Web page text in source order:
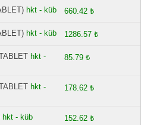
hkt - küb 660.42 ₺
hkt - küb 1286.57 ₺
hkt -
85.79 ₺
hkt -
178.62 ₺
hkt - küb 152.62 ₺